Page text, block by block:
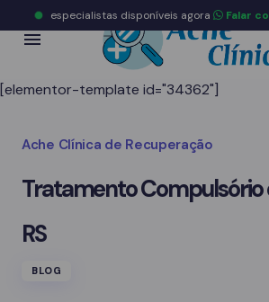
[elementor-template id="34362"]
Ache Clínica de Recuperação
Tratamento Compulsório
RS
BLOG
especialistas disponíveis agora Falar